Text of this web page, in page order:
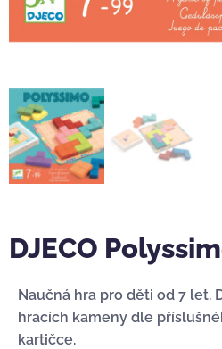
DJECO
Naučná hra pro děti od 7 let.
hracích kameny dle
kartičce.